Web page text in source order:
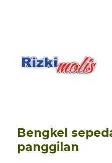
Bengkel
panggilan